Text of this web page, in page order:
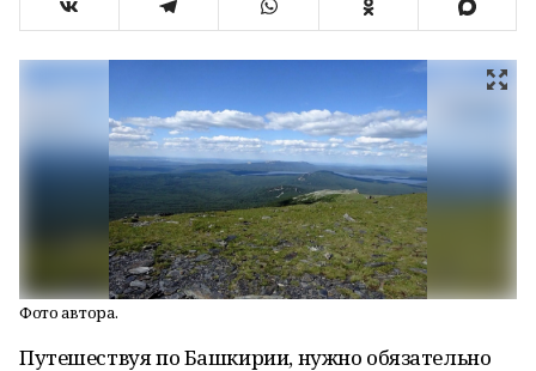
Фото автора.
Путешествуя по Башкирии, нужно обязательно